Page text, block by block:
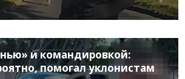
и командировкой:
помогал уклонистам